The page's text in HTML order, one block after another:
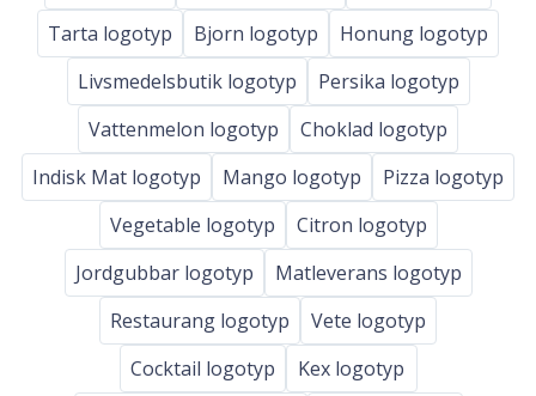
Tarta logotyp
Bjorn logotyp
Honung logotyp
Livsmedelsbutik logotyp
Persika logotyp
Vattenmelon logotyp
Choklad logotyp
Indisk Mat logotyp
Mango logotyp
Pizza logotyp
Vegetable logotyp
Citron logotyp
Jordgubbar logotyp
Matleverans logotyp
Restaurang logotyp
Vete logotyp
Cocktail logotyp
Kex logotyp